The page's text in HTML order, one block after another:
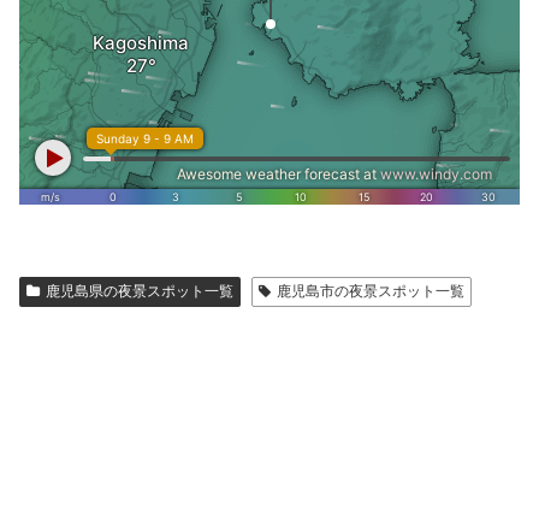
鹿児島県の夜景スポット一覧 鹿児島市の夜景スポット一覧